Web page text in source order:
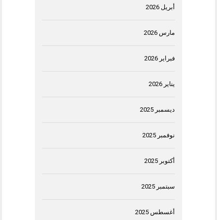
أبريل 2026
مارس 2026
فبراير 2026
يناير 2026
ديسمبر 2025
نوفمبر 2025
أكتوبر 2025
سبتمبر 2025
أغسطس 2025